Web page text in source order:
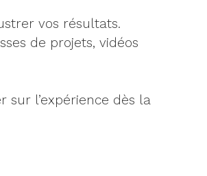
vos résultats.
de projets, vidéos
sur l’expérience dès la